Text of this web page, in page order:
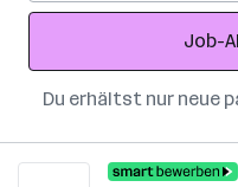
Adresse
Job-
Du erhältst nur neue